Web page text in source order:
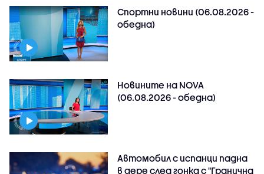
Спортни новини (06.08.2026 -
обедна)
Новините на NOVA
(06.08.2026 - обедна)
Автомобил с испанци падна
в дере след гонка с "Гранична